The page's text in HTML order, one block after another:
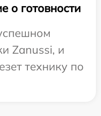
о готовности
Zanussi, и
технику по